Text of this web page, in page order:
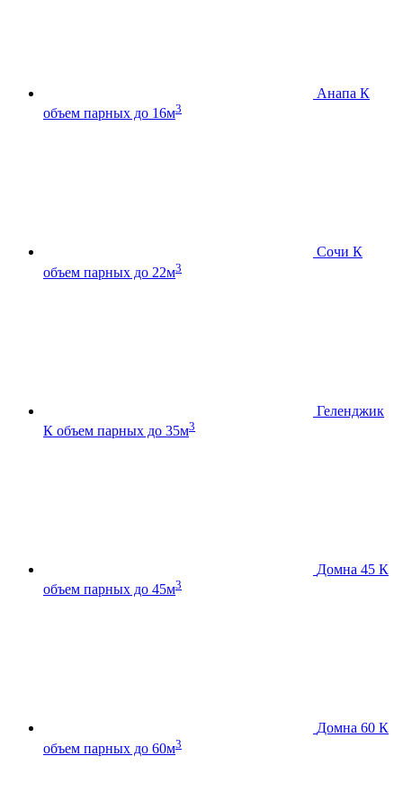
Анапа К
объем парных до 16м3
Сочи К
объем парных до 22м3
Геленджик
К объем парных до 35м3
Домна 45 К
объем парных до 45м3
Домна 60 К
объем парных до 60м3